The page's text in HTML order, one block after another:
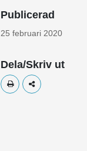
Publicerad
25 februari 2020
Dela/Skriv ut
Skriv utDela